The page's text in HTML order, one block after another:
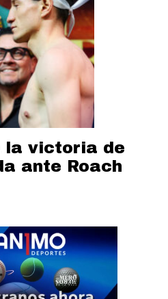
la victoria de
ante Roach